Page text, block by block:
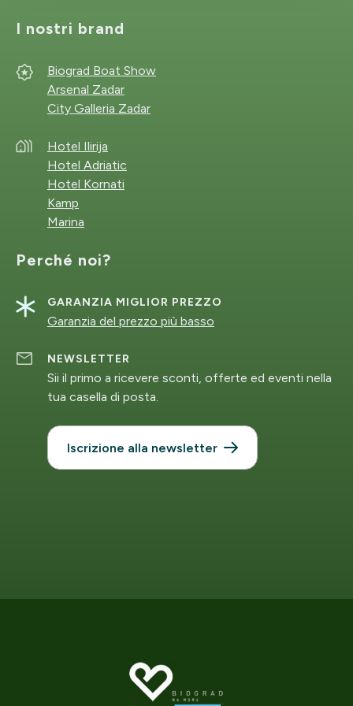
I nostri brand
Biograd Boat Show
Arsenal Zadar
City Galleria Zadar
Hotel Ilirija
Hotel Adriatic
Hotel Kornati
Kamp
Marina
Perché noi?
GARANZIA MIGLIOR PREZZO
Garanzia del prezzo più basso
NEWSLETTER
Sii il primo a ricevere sconti, offerte ed eventi nella
tua casella di posta.
Iscrizione alla newsletter